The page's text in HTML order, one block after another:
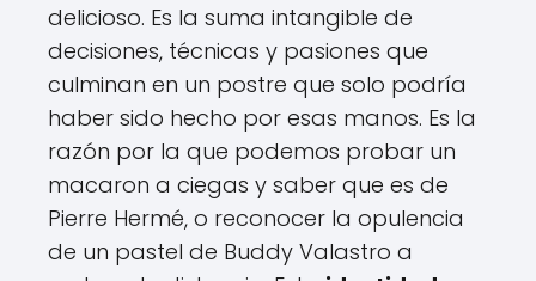
delicioso. Es la suma intangible de
decisiones, técnicas y pasiones que
culminan en un postre que solo podría
haber sido hecho por esas manos. Es la
razón por la que podemos probar un
macaron a ciegas y saber que es de
Pierre Hermé, o reconocer la opulencia
de un pastel de Buddy Valastro a